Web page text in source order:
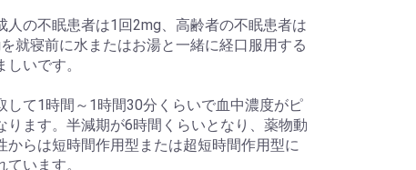
人の不眠患者は1回2mg、高齢者の不眠患者は
就寝前に水またはお湯と一緒に経口服用する
しいです。
して1時間～1時間30分くらいで血中濃度がピ
ります。半減期が6時間くらいとなり、薬物動
からは短時間作用型または超短時間作用型に
ています。